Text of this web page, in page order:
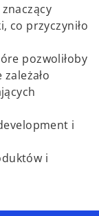
co przyczyniło
pozwoliłoby
i
i